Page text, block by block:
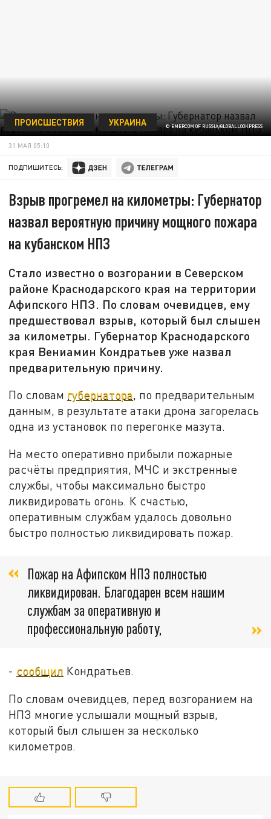
© EMERCOM OF RUSSIA/GLOBALLOOKPRESS
ПРОИСШЕСТВИЯ УКРАИНА
31 МАЯ 05:10
ПОДПИШИТЕСЬ:
Взрыв прогремел на километры: Губернатор
назвал вероятную причину мощного пожара
на кубанском НПЗ
Стало известно о возгорании в Северском
районе Краснодарского края на территории
Афипского НПЗ. По словам очевидцев, ему
предшествовал взрыв, который был слышен
за километры. Губернатор Краснодарского
края Вениамин Кондратьев уже назвал
предварительную причину.
По словам губернатора, по предварительным
данным, в результате атаки дрона загорелась
одна из установок по перегонке мазута.
На место оперативно прибыли пожарные
расчёты предприятия, МЧС и экстренные
службы, чтобы максимально быстро
ликвидировать огонь. К счастью,
оперативным службам удалось довольно
быстро полностью ликвидировать пожар.
Пожар на Афипском НПЗ полностью
ликвидирован. Благодарен всем нашим
службам за оперативную и
профессиональную работу,
- сообщил Кондратьев.
По словам очевидцев, перед возгоранием на
НПЗ многие услышали мощный взрыв,
который был слышен за несколько
километров.